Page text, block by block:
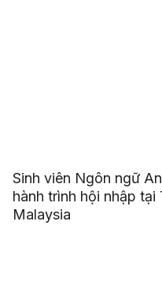
Sinh viên Ngôn ngữ
hành trình hội nhập
Malaysia